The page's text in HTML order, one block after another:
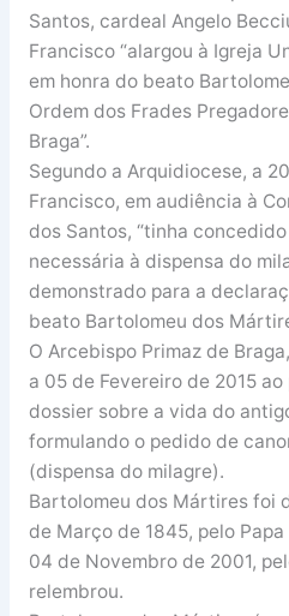
Santos, cardeal Angelo
Francisco “alargou à Igreja
em honra do beato
Ordem dos Frades
Braga”.
Segundo a Arquidiocese, a
Francisco, em audiência à
dos Santos, “tinha
necessária à dispensa do
demonstrado para a
beato Bartolomeu dos
O Arcebispo Primaz de
a 05 de Fevereiro de 2015
dossier sobre a vida do
formulando o pedido de
(dispensa do milagre).
Bartolomeu dos Mártires foi
de Março de 1845, pelo
04 de Novembro de 2001,
relembrou.